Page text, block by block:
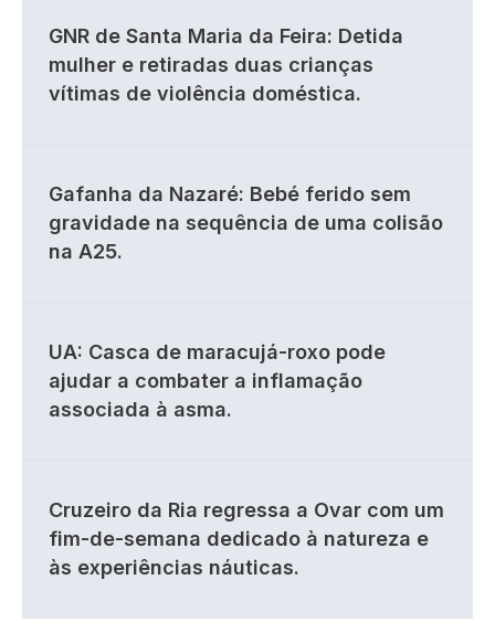
GNR de Santa Maria da Feira: Detida
mulher e retiradas duas crianças
vítimas de violência doméstica.
Gafanha da Nazaré: Bebé ferido sem
gravidade na sequência de uma colisão
na A25.
UA: Casca de maracujá-roxo pode
ajudar a combater a inflamação
associada à asma.
Cruzeiro da Ria regressa a Ovar com um
fim-de-semana dedicado à natureza e
às experiências náuticas.